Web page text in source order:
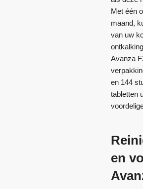
Met één
maand,
van uw
Avanza
en 144
tabletten
en